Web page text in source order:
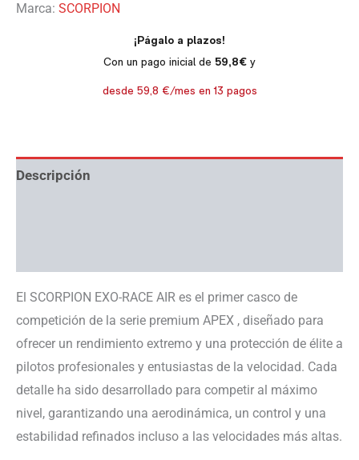
Marca: SCORPION
Descripción
El SCORPION EXO-RACE AIR es el primer casco de
competición de la serie premium APEX , diseñado para
ofrecer un rendimiento extremo y una protección de élite a
pilotos profesionales y entusiastas de la velocidad. Cada
detalle ha sido desarrollado para competir al máximo
nivel, garantizando una aerodinámica, un control y una
estabilidad refinados incluso a las velocidades más altas.